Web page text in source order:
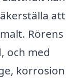
att
Rörens
och med
korrosion